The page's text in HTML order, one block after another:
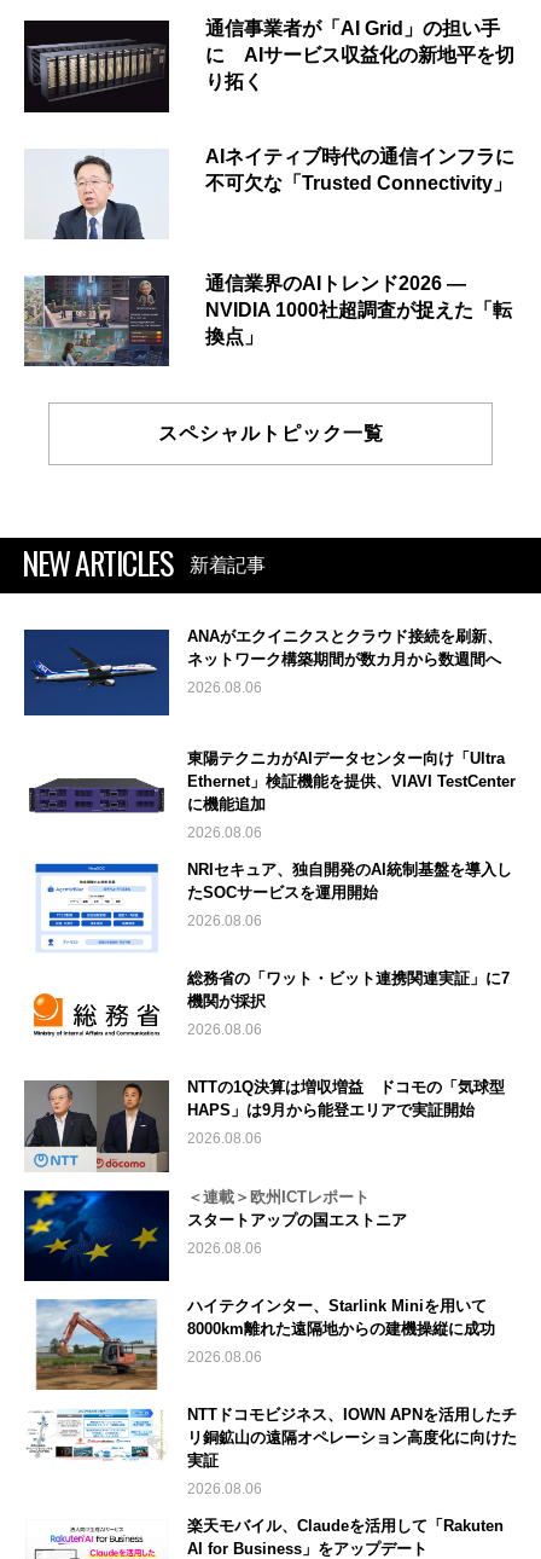
通信事業者が「AI Grid」の担い手
に AIサービス収益化の新地平を切
り拓く
AIネイティブ時代の通信インフラに
不可欠な「Trusted Connectivity」
通信業界のAIトレンド2026 ―
NVIDIA 1000社超調査が捉えた「転
換点」
スペシャルトピック一覧
NEW ARTICLES 新着記事
ANAがエクイニクスとクラウド接続を刷新、
ネットワーク構築期間が数カ月から数週間へ
2026.08.06
東陽テクニカがAIデータセンター向け「Ultra
Ethernet」検証機能を提供、VIAVI TestCenter
に機能追加
2026.08.06
NRIセキュア、独自開発のAI統制基盤を導入し
たSOCサービスを運用開始
2026.08.06
総務省の「ワット・ビット連携関連実証」に7
機関が採択
2026.08.06
NTTの1Q決算は増収増益 ドコモの「気球型
HAPS」は9月から能登エリアで実証開始
2026.08.06
＜連載＞欧州ICTレポート
スタートアップの国エストニア
2026.08.06
ハイテクインター、Starlink Miniを用いて
8000km離れた遠隔地からの建機操縦に成功
2026.08.06
NTTドコモビジネス、IOWN APNを活用したチ
リ銅鉱山の遠隔オペレーション高度化に向けた
実証
2026.08.06
楽天モバイル、Claudeを活用して「Rakuten
AI for Business」をアップデート